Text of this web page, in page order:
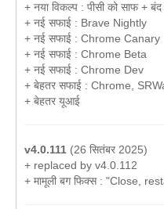
+ नया विकल्प : पीसी को साफ +
+ नई सफाई : Brave Nightly
+ नई सफाई : Chrome Canary
+ नई सफाई : Chrome Beta
+ नई सफाई : Chrome Dev
+ बेहतर सफाई : Chrome,
+ बेहतर यूआई
v4.0.111 (26 सितंबर 2025)
+ replaced by v4.0.112
+ मामूली बग फिक्स : "Close,